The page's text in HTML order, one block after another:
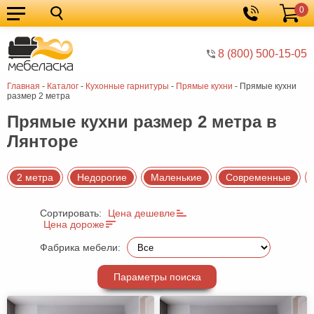
8 (800) 500-15-05
Корзина
0
Главная - Каталог - Кухонные гарнитуры - Прямые кухни - Прямые кухни
размер 2 метра
Кухонные
гарнитуры
Мебель
для
кухни
Мебель
для
спальни
Кровати
Шкафы
Диваны
Мягкая
мебель
Детская
мебель
Мебель
Прямые кухни размер 2 метра в
Лянторе
2 метра Недорогие Маленькие Современные
Сортировать:
Цена дешевле
Цена дороже
Фабрика мебели:
Параметры поиска